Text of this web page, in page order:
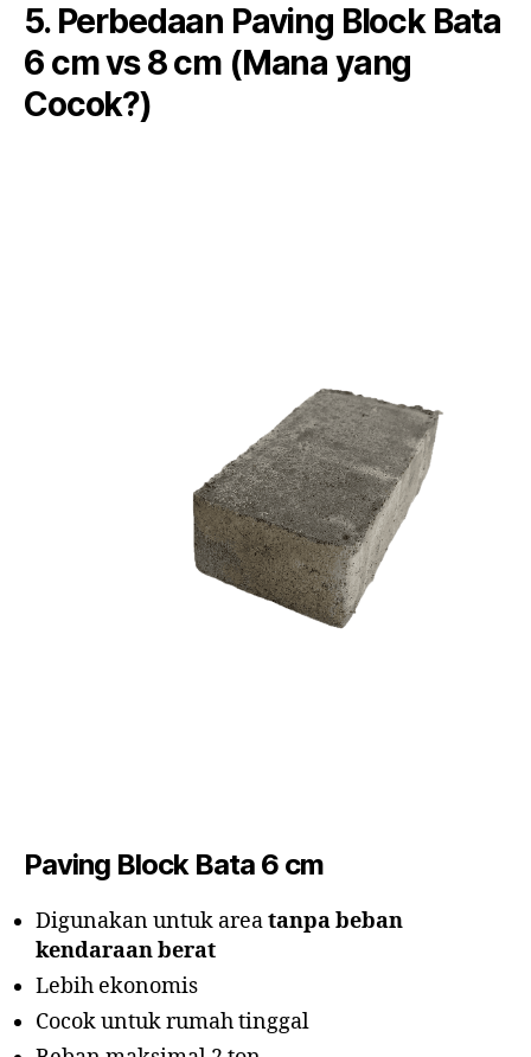
5. Perbedaan Paving Block Bata
6 cm vs 8 cm (Mana yang
Cocok?)
Paving Block Bata 6 cm
Digunakan untuk areatanpa beban
kendaraan berat
Lebih ekonomis
Cocok untuk rumah tinggal